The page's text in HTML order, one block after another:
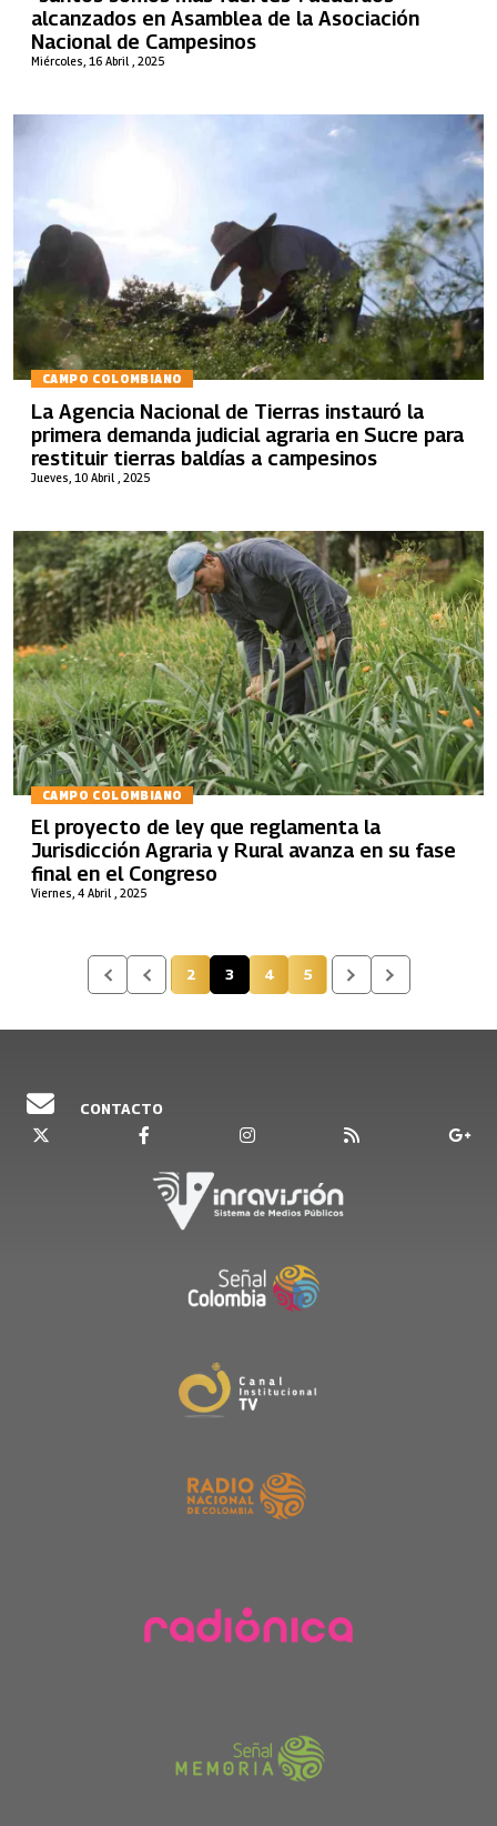
Miércoles, 16 Abril , 2025
alcanzados en Asamblea de la Asociación
Nacional de Campesinos
CAMPO COLOMBIANO
Jueves, 10 Abril , 2025
La Agencia Nacional de Tierras instauró la
primera demanda judicial agraria en Sucre para
restituir tierras baldías a campesinos
CAMPO COLOMBIANO
Viernes, 4 Abril , 2025
El proyecto de ley que reglamenta la
Jurisdicción Agraria y Rural avanza en su fase
final en el Congreso
Página
2 Página actual
3 Página
4 Página
5
CONTACTO